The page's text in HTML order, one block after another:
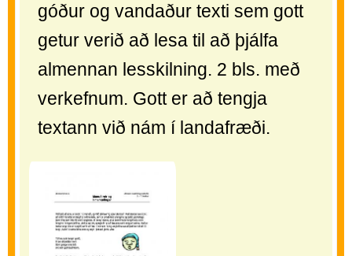
góður og vandaður texti sem gott
getur verið að lesa til að þjálfa
almennan lesskilning. 2 bls. með
verkefnum. Gott er að tengja
textann við nám í landafræði.